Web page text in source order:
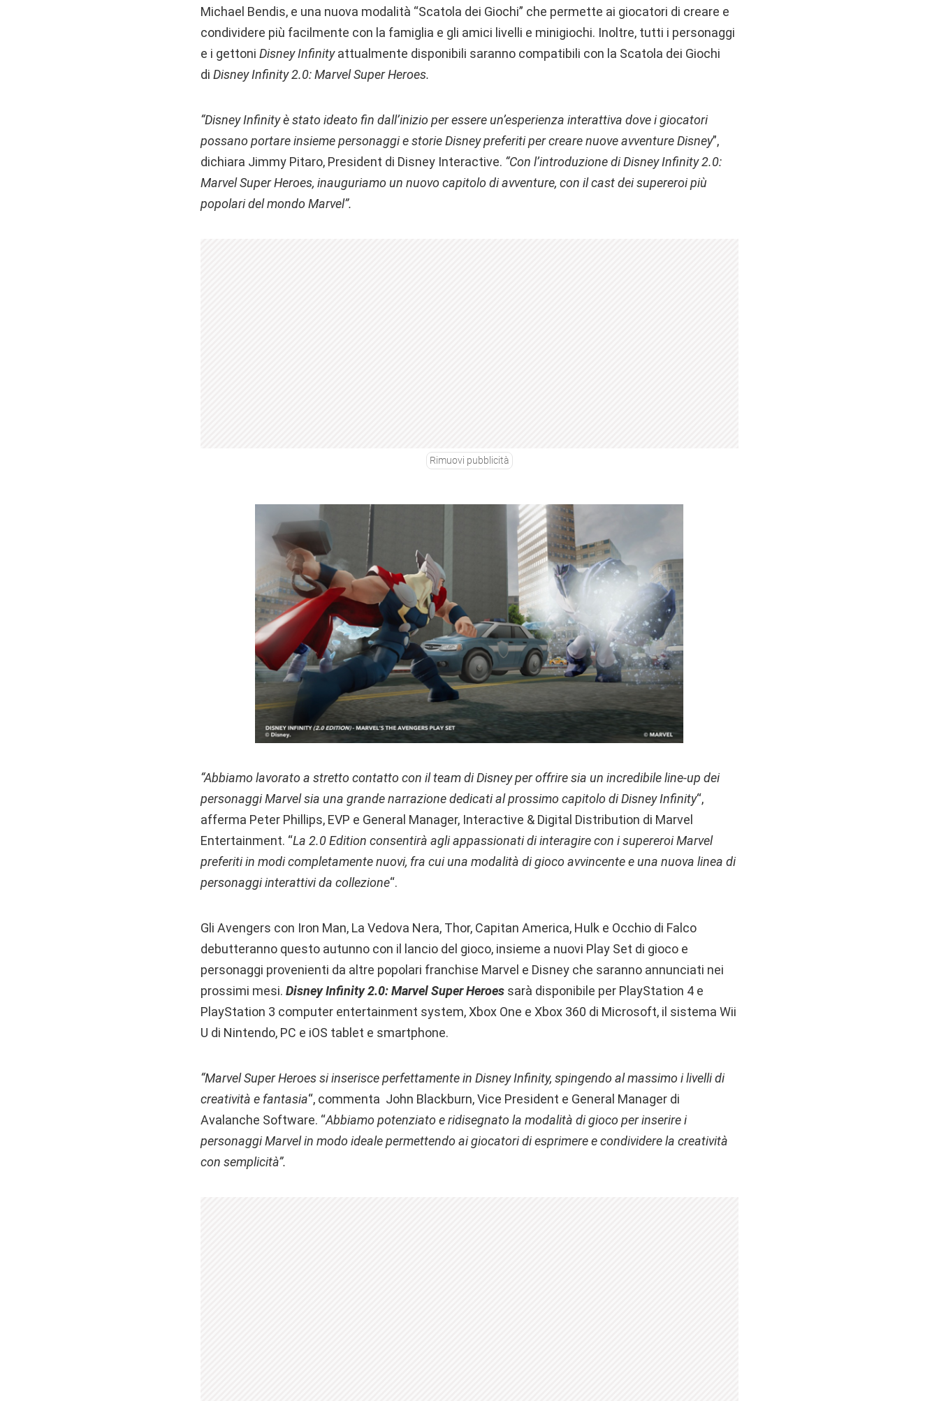
Michael Bendis, e una nuova modalità “Scatola dei Giochi” che permette ai giocatori di creare e
condividere più facilmente con la famiglia e gli amici livelli e minigiochi. Inoltre, tutti i personaggi
e i gettoni Disney Infinityattualmente disponibili saranno compatibili con la Scatola dei Giochi
di Disney Infinity 2.0: Marvel Super Heroes.
“Disney Infinity è stato ideato fin dall’inizio per essere un’esperienza interattiva dove i giocatori
possano portare insieme personaggi e storie Disney preferiti per creare nuove avventure Disney”,
dichiara Jimmy Pitaro, President di Disney Interactive. “Con l’introduzione di Disney Infinity 2.0:
Marvel Super Heroes, inauguriamo un nuovo capitolo di avventure, con il cast dei supereroi più
popolari del mondo Marvel”.
Rimuovi pubblicità
“Abbiamo lavorato a stretto contatto con il team di Disney per offrire sia un incredibile line-up dei
personaggi Marvel sia una grande narrazione dedicati al prossimo capitolo di Disney Infinity“,
afferma Peter Phillips, EVP e General Manager, Interactive & Digital Distribution di Marvel
Entertainment. “La 2.0 Edition consentirà agli appassionati di interagire con i supereroi Marvel
preferiti in modi completamente nuovi, fra cui una modalità di gioco avvincente e una nuova linea di
personaggi interattivi da collezione“.
Gli Avengers con Iron Man, La Vedova Nera, Thor, Capitan America, Hulk e Occhio di Falco
debutteranno questo autunno con il lancio del gioco, insieme a nuovi Play Set di gioco e
personaggi provenienti da altre popolari franchise Marvel e Disney che saranno annunciati nei
prossimi mesi. Disney Infinity 2.0: Marvel Super Heroes sarà disponibile per PlayStation 4 e
PlayStation 3 computer entertainment system, Xbox One e Xbox 360 di Microsoft, il sistema Wii
U di Nintendo, PC e iOS tablet e smartphone.
“Marvel Super Heroes si inserisce perfettamente in Disney Infinity, spingendo al massimo i livelli di
creatività e fantasia“, commenta John Blackburn, Vice President e General Manager di
Avalanche Software. “Abbiamo potenziato e ridisegnato la modalità di gioco per inserire i
personaggi Marvel in modo ideale permettendo ai giocatori di esprimere e condividere la creatività
con semplicità”.